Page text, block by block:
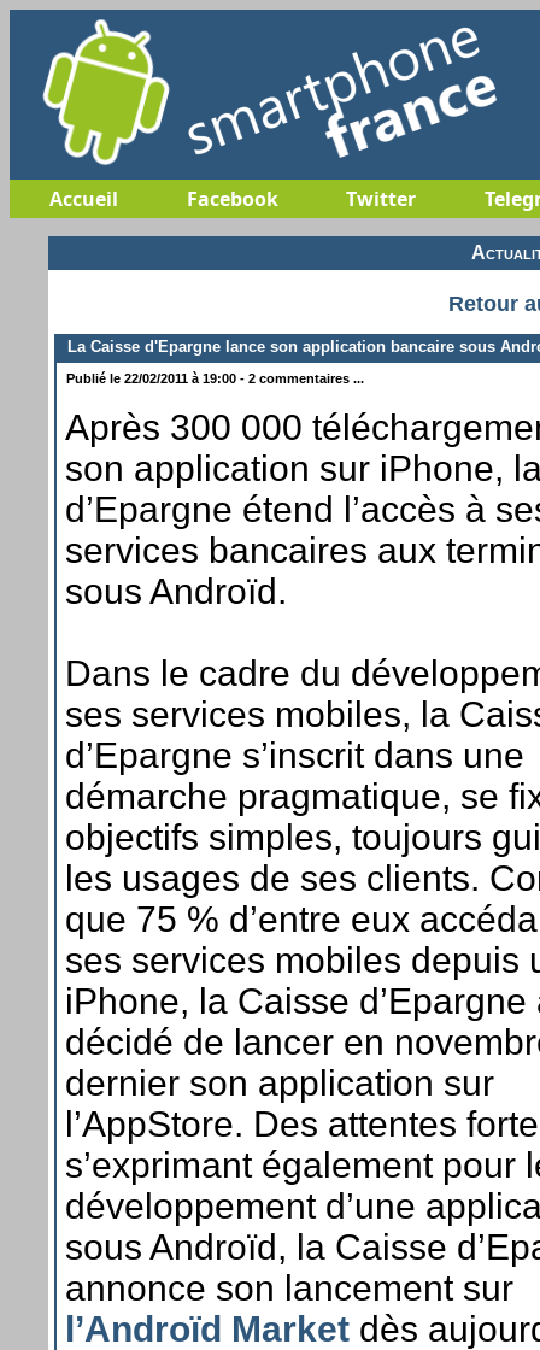
Accueil Facebook Twitter
Retour
La Caisse d'Epargne lance son application bancaire sous
Publié le 22/02/2011 à 19:00 - 2 commentaires ...
Après 300 000
son application sur iPhone,
d’Epargne étend l’accès à
services bancaires aux
sous Androïd.
Dans le cadre du
ses services mobiles, la
d’Epargne s’inscrit dans une
démarche pragmatique, se
objectifs simples, toujours
les usages de ses clients.
que 75 % d’entre eux
ses services mobiles depuis
iPhone, la Caisse d’Epargne
décidé de lancer en
dernier son application sur
l’AppStore. Des attentes
s’exprimant également pour
développement d’une
sous Androïd, la Caisse
annonce son lancement sur
l’Androïd Market dès